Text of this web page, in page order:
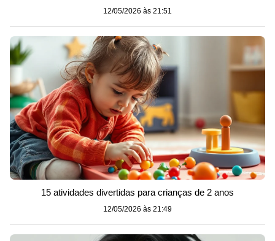
12/05/2026 às 21:51
15 atividades divertidas para crianças de 2 anos
12/05/2026 às 21:49